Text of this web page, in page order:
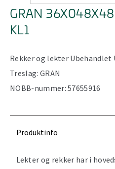
GRAN
KL1
Rekker og lekter Ubehandlet
Treslag: GRAN
NOBB-nummer:57655916
Produktinfo
Lekter og rekker har i